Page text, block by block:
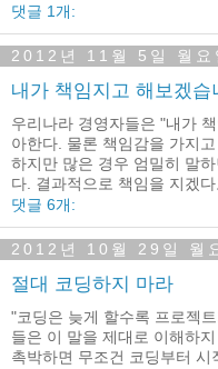
댓글 1개:
2012년 11월 5일 월요
내가 책임지고 해보겠습
우리나라 경영자들은 "내가
아한다. 물론 책임감을 가지
하지만 많은 경우 엄밀히 말
다. 결과적으로 책임을 지겠다
댓글 6개:
2012년 10월 29일 월
절대 코딩하지 마라
"코딩은 늦게 할수록 프로젝
들은 이 말을 제대로 이해하
촉박하면 무조건 코딩부터